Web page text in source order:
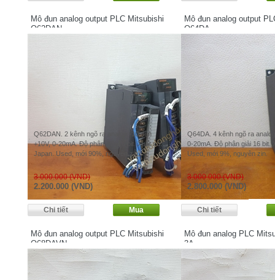
Mô đun analog output PLC Mitsubishi
Q62DAN
Q62DAN. 2 kênh ngõ ra analog -10 đến
+10V, 0-20mA. Độ phân giải 16 bit. Xuất xứ:
Japan. Used, mới 90%, nguyên zin.
3.000.000 (VND)
2.200.000 (VND)
Mô đun analog output
Q64DA
Q64DA. 4 kênh ngõ ra
0-20mA. Độ phân giải 16 bit.
Used, mới 9%, nguyên zin.
3.000.000 (VND)
2.800.000 (VND)
Mô đun analog output PLC Mitsubishi
Q68DAVN
Mô đun analog PLC
3A